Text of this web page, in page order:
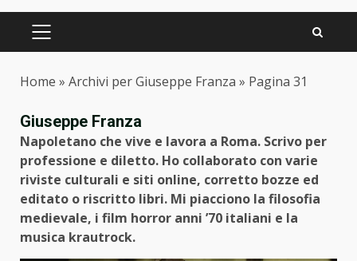
PRIMARY
Home » Archivi per Giuseppe Franza » Pagina 31
Giuseppe Franza
Napoletano che vive e lavora a Roma. Scrivo per
professione e diletto. Ho collaborato con varie
riviste culturali e siti online, corretto bozze ed
editato o riscritto libri. Mi piacciono la filosofia
medievale, i film horror anni ’70 italiani e la
musica krautrock.